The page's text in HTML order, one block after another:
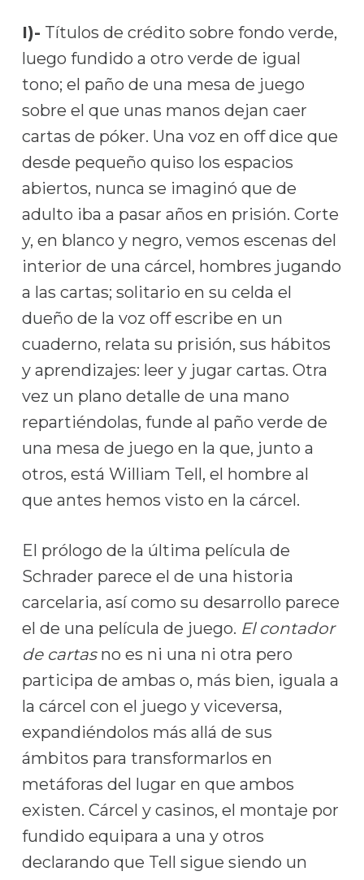
I)- Títulos de crédito sobre fondo verde,
luego fundido a otro verde de igual
tono; el paño de una mesa de juego
sobre el que unas manos dejan caer
cartas de póker. Una voz en off dice que
desde pequeño quiso los espacios
abiertos, nunca se imaginó que de
adulto iba a pasar años en prisión. Corte
y, en blanco y negro, vemos escenas del
interior de una cárcel, hombres jugando
a las cartas; solitario en su celda el
dueño de la voz off escribe en un
cuaderno, relata su prisión, sus hábitos
y aprendizajes: leer y jugar cartas. Otra
vez un plano detalle de una mano
repartiéndolas, funde al paño verde de
una mesa de juego en la que, junto a
otros, está William Tell, el hombre al
que antes hemos visto en la cárcel.
El prólogo de la última película de
Schrader parece el de una historia
carcelaria, así como su desarrollo parece
el de una película de juego. El contador
de cartas no es ni una ni otra pero
participa de ambas o, más bien, iguala a
la cárcel con el juego y viceversa,
expandiéndolos más allá de sus
ámbitos para transformarlos en
metáforas del lugar en que ambos
existen. Cárcel y casinos, el montaje por
fundido equipara a una y otros
declarando que Tell sigue siendo un